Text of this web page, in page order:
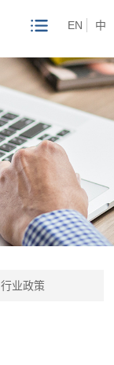
中
EN
行业政策